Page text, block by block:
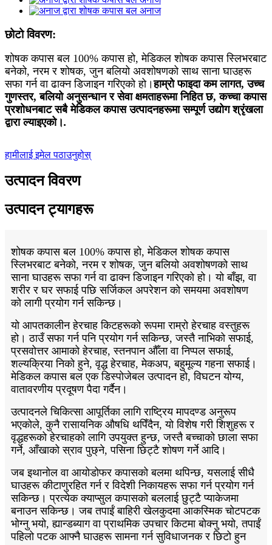
छोटो विवरण:
शोषक कपास बल 100% कपास हो, मेडिकल शोषक कपास स्लिभरबाट
बनेको, नरम र शोषक, जुन बलियो अवशोषणको साथ साना घाउहरू
सफा गर्न वा ढाक्न डिजाइन गरिएको हो।हाम्रो फाइदा कम लागत, उच्च
गुणस्तर, बलियो अनुसन्धान र सेवा क्षमताहरूमा निहित छ, कच्चा कपास
प्रशोधनबाट सबै मेडिकल कपास उत्पादनहरूमा सम्पूर्ण उद्योग श्रृंखला
द्वारा ल्याइएको।.
हामीलाई इमेल पठाउनुहोस्
उत्पादन विवरण
उत्पादन ट्यागहरू
शोषक कपास बल 100% कपास हो, मेडिकल शोषक कपास
स्लिभरबाट बनेको, नरम र शोषक, जुन बलियो अवशोषणको साथ
साना घाउहरू सफा गर्न वा ढाक्न डिजाइन गरिएको हो। यो बाँझ, वा
शरीर र घर सफाई पछि सर्जिकल अपरेशन को समयमा अवशोषण
को लागी प्रयोग गर्न सकिन्छ।
यो आपतकालीन हेरचाह किटहरूको रूपमा राम्रो हेरचाह वस्तुहरू
हो। ठाउँ सफा गर्न पनि प्रयोग गर्न सकिन्छ, जस्तै नाभिको सफाई,
प्रसवोत्तर आमाको हेरचाह, स्तनपान औँला वा निप्पल सफाई,
शल्यक्रिया निको हुने, वृद्ध हेरचाह, मेकअप, बहुमूल्य गहना सफाई।
मेडिकल कपास बल एक डिस्पोजेबल उत्पादन हो, विघटन योग्य,
वातावरणीय प्रदूषण पैदा गर्दैन।
उत्पादनले चिकित्सा आपूर्तिका लागि राष्ट्रिय मापदण्ड अनुरूप
भएकोले, कुनै रासायनिक औषधि थपिँदैन, यो विशेष गरी शिशुहरू र
वृद्धहरूको हेरचाहको लागि उपयुक्त हुन्छ, जस्तै बच्चाको छाला सफा
गर्ने, आँखाको स्राव पुछ्ने, पसिना छिट्टै शोषण गर्ने आदि।
जब इथानोल वा आयोडोफर कपासको बलमा थपिन्छ, यसलाई सीधै
घाउहरू कीटाणुरहित गर्न र विदेशी निकायहरू सफा गर्न प्रयोग गर्न
सकिन्छ। प्रत्येक क्याप्सुल कपासको बललाई छुट्टै प्याकेजमा
बनाउन सकिन्छ। जब तपाईं बाहिरी खेलकुदमा आकस्मिक चोटपटक
भोग्नु भयो, ह्यान्डब्याग वा प्राथमिक उपचार किटमा बोक्नु भयो, तपाईं
पहिलो पटक आफ्नै घाउहरू सामना गर्न सुविधाजनक र छिटो हुन